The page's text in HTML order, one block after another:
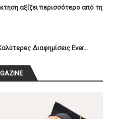
αξίζει περισσότερο από τη
Διαφημίσεις Ever...